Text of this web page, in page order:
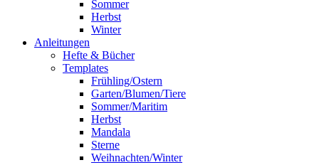
Sommer
Herbst
Winter
Anleitungen
Hefte & Bücher
Templates
Frühling/Ostern
Garten/Blumen/Tiere
Sommer/Maritim
Herbst
Mandala
Sterne
Weihnachten/Winter